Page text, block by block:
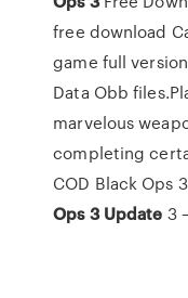
free download
game full
Data Obb
marvelous
completing
COD Black Ops
Ops 3 Update 3